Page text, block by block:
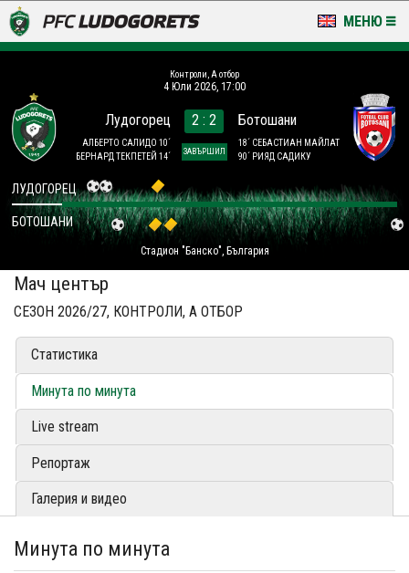
МЕНЮ
LUDOGORETS TV
НА ТЕРЕНА
СТАДИОН & БАЗИ
КЛУБ
ЗА ФЕНОВЕ
Контроли, А отбор
4 Юли 2026, 17:00
Лудогорец
АЛБЕРТО САЛИДО 10´
БЕРНАРД ТЕКПЕТЕЙ 14´
2 : 2
ЗАВЪРШИЛ
Ботошани
18´ СЕБАСТИАН МАЙЛАТ
90´ РИЯД САДИКУ
Стадион "Банско", България
ЛУДОГОРЕЦ
БОТОШАНИ
Мач център
СЕЗОН 2026/27, КОНТРОЛИ, А ОТБОР
Статистика
Минута по минута
Live stream
Репортаж
Галерия и видео
Минута по минута